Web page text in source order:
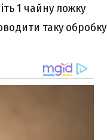
1 чайну ложку
таку обробку